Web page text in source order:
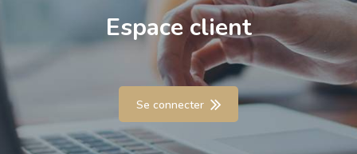
Espace client
Se connecter